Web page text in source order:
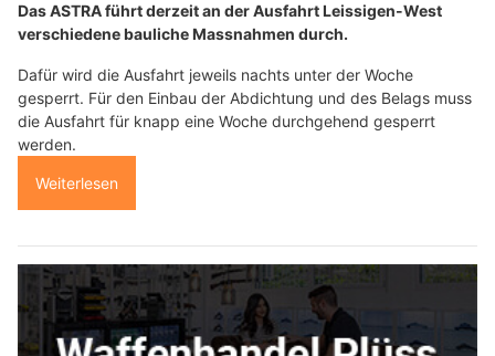
Das ASTRA führt derzeit an der Ausfahrt Leissigen-West
verschiedene bauliche Massnahmen durch.
Dafür wird die Ausfahrt jeweils nachts unter der Woche
gesperrt. Für den Einbau der Abdichtung und des Belags muss
die Ausfahrt für knapp eine Woche durchgehend gesperrt
werden.
Weiterlesen